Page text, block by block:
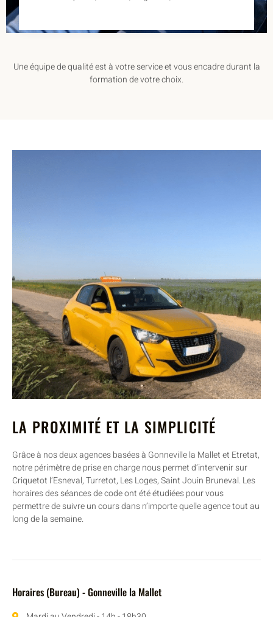
Une équipe de qualité est à votre service et vous encadre durant la
formation de votre choix.
LA PROXIMITÉ ET LA SIMPLICITÉ
Grâce à nos deux agences basées à Gonneville la Mallet et Etretat,
notre périmètre de prise en charge nous permet d’intervenir sur
Criquetot l’Esneval, Turretot, Les Loges, Saint Jouin Bruneval. Les
horaires des séances de code ont été étudiées pour vous
permettre de suivre un cours dans n’importe quelle agence tout au
long de la semaine.
Horaires (Bureau) - Gonneville la Mallet